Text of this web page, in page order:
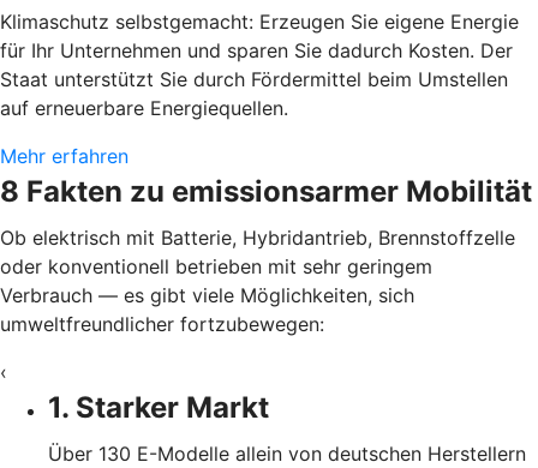
Klimaschutz selbstgemacht: Erzeugen Sie eigene Energie
für Ihr Unternehmen und sparen Sie dadurch Kosten. Der
Staat unterstützt Sie durch Fördermittel beim Umstellen
auf erneuerbare Energiequellen.
Mehr erfahren
8 Fakten zu emissionsarmer Mobilität
Ob elektrisch mit Batterie, Hybridantrieb, Brennstoffzelle
oder konventionell betrieben mit sehr geringem
Verbrauch — es gibt viele Möglichkeiten, sich
umweltfreundlicher fortzubewegen:
‹
1. Starker Markt
Über 130 E-Modelle allein von deutschen Herstellern